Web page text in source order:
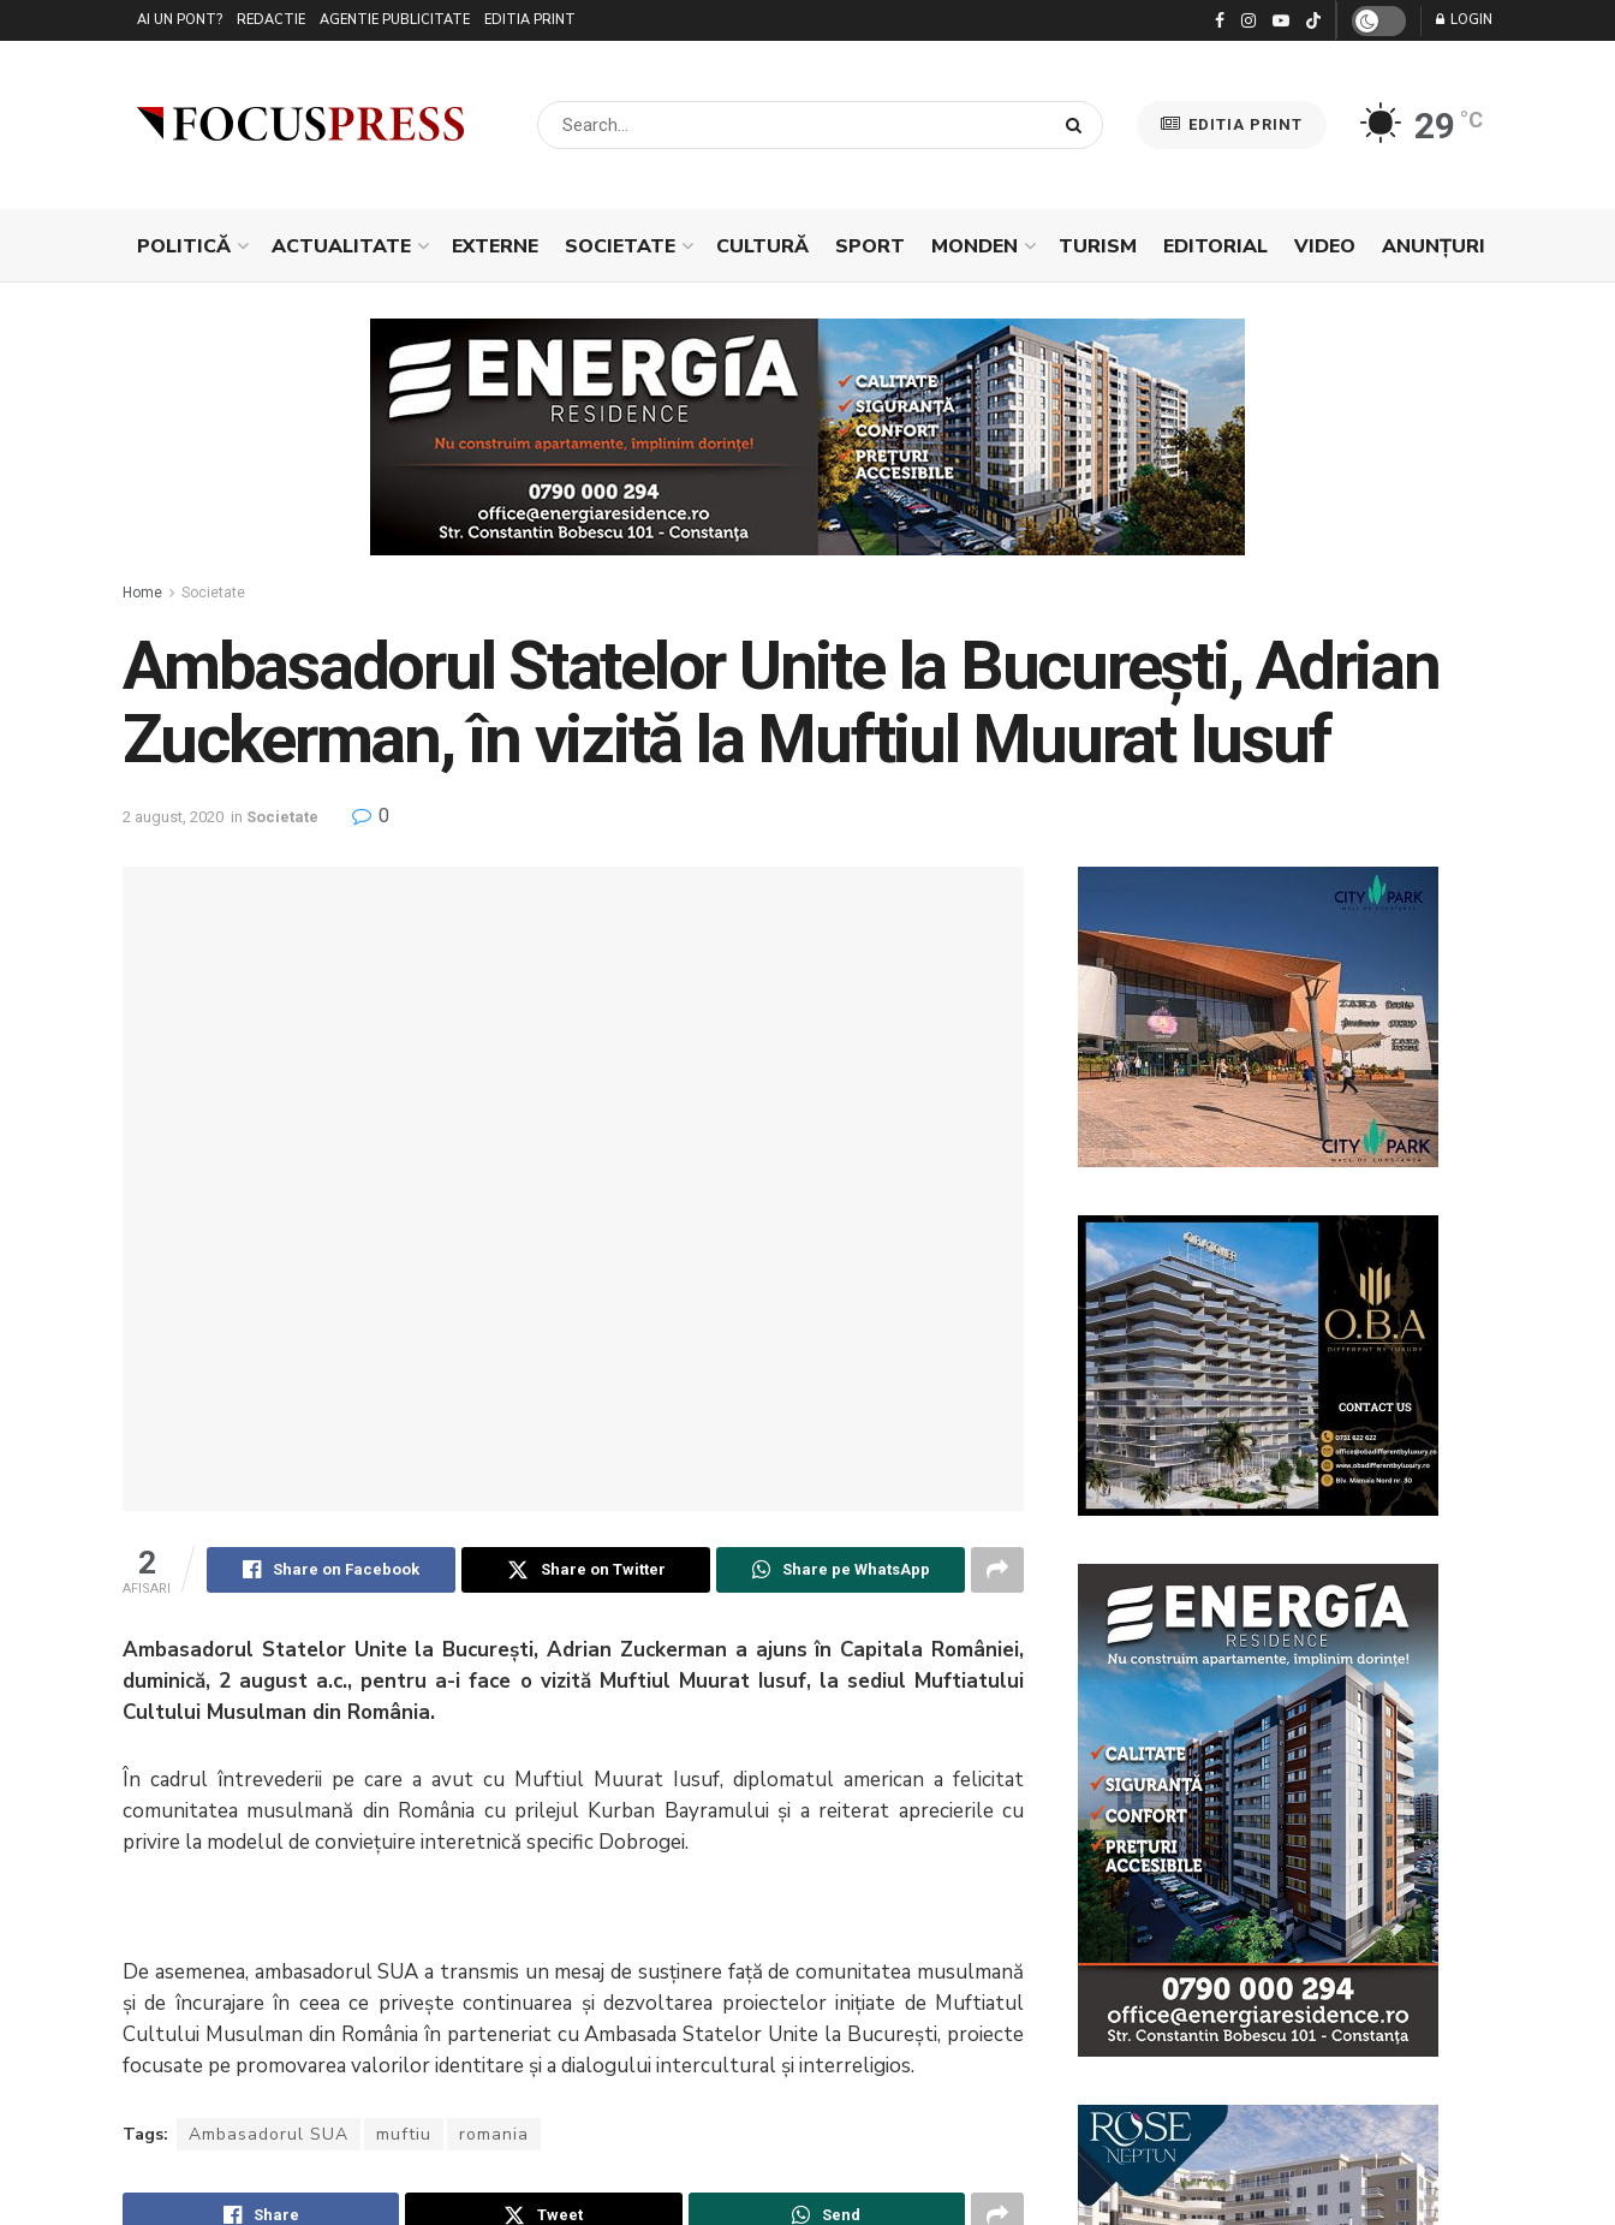
AI UN PONT? REDACTIE AGENTIE PUBLICITATE EDITIA PRINT LOGIN
EDITIA PRINT 29 °C
POLITICĂ ACTUALITATE EXTERNE SOCIETATE CULTURĂ SPORT MONDEN TURISM EDITORIAL VIDEO ANUNŢURI
Home Societate
Ambasadorul Statelor Unite la București, Adrian
Zuckerman, în vizită la Muftiul Muurat Iusuf
2 august, 2020 in Societate 0
2
AFISARI
Share on Facebook Share on Twitter Share pe WhatsApp
Ambasadorul Statelor Unite la București, Adrian Zuckerman a ajuns în Capitala României,
duminică, 2 august a.c., pentru a-i face o vizită Muftiul Muurat Iusuf, la sediul Muftiatului
Cultului Musulman din România.
În cadrul întrevederii pe care a avut cu Muftiul Muurat Iusuf, diplomatul american a felicitat
comunitatea musulmană din România cu prilejul Kurban Bayramului și a reiterat aprecierile cu
privire la modelul de conviețuire interetnică specific Dobrogei.
De asemenea, ambasadorul SUA a transmis un mesaj de susținere față de comunitatea musulmană
și de încurajare în ceea ce privește continuarea și dezvoltarea proiectelor inițiate de Muftiatul
Cultului Musulman din România în parteneriat cu Ambasada Statelor Unite la București, proiecte
focusate pe promovarea valorilor identitare și a dialogului intercultural și interreligios.
Tags: Ambasadorul SUA muftiu romania
Share Tweet Send